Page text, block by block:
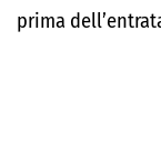
prima